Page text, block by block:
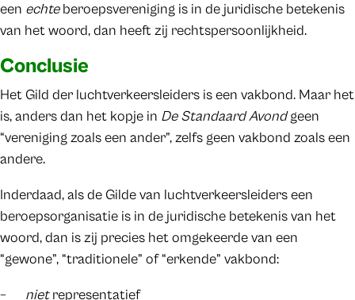
een echteberoepsvereniging is in de juridische betekenis
van het woord, dan heeft zij rechtspersoonlijkheid.
Conclusie
Het Gild der luchtverkeersleiders is een vakbond. Maar het
is, anders dan het kopje in De Standaard Avondgeen
“vereniging zoals een ander”, zelfs geen vakbond zoals een
andere.
Inderdaad, als de Gilde van luchtverkeersleiders een
beroepsorganisatie is in de juridische betekenis van het
woord, dan is zij precies het omgekeerde van een
“gewone”, “traditionele” of “erkende” vakbond:
– nietrepresentatief